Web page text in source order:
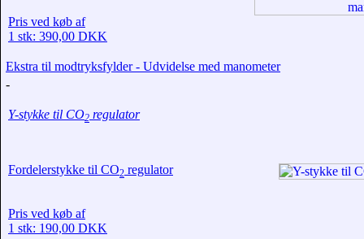
Pris ved køb af
1 stk: 390,00 DKK
Ekstra til modtryksfylder - Udvidelse med manometer
-
Y-stykke til CO2 regulator
Fordelerstykke til CO2 regulator
Pris ved køb af
1 stk: 190,00 DKK